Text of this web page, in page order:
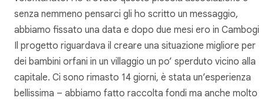
senza nemmeno pensarci gli ho scritto un messaggio,
abbiamo fissato una data e dopo due mesi ero in
Il progetto riguardava il creare una situazione migliore per
dei bambini orfani in un villaggio un po’ sperduto vicino alla
capitale. Ci sono rimasto 14 giorni, è stata un’esperienza
bellissima – abbiamo fatto raccolta fondi ma anche molto